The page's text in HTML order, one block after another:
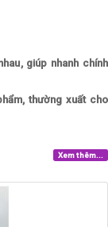
giúp nhanh chính
thường xuất cho
Xem thêm...